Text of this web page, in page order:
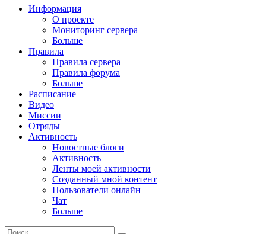
Информация
О проекте
Мониторинг сервера
Больше
Правила
Правила сервера
Правила форума
Больше
Расписание
Видео
Миссии
Отряды
Активность
Новостные блоги
Активность
Ленты моей активности
Созданный мной контент
Пользователи онлайн
Чат
Больше